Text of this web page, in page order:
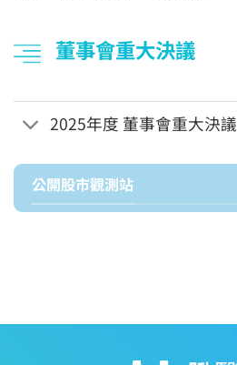
董事會重大決議
2025年度 董事會重大決議
公開股市觀測站